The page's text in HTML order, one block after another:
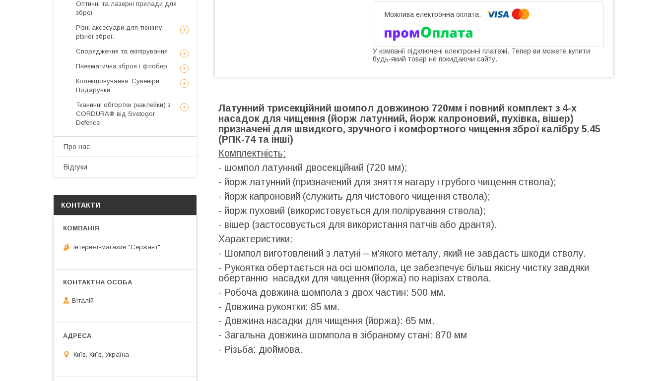
У компанії підключені електронні платежі. Тепер ви можете купити
будь-який товар не покидаючи сайту.
Латунний трисекційний шомпол довжиною 720мм і повний комплект з 4-х
насадок для чищення (йорж латунний, йорж капроновий, пухівка, вішер)
призначені для швидкого, зручного і комфортного чищення зброї калібру 5.45
(РПК-74 та інші)
Комплектність:
- шомпол латунний двосекційний (720 мм);
- йорж латунний (призначений для зняття нагару і грубого чищення ствола);
- йорж капроновий (служить для чистового чищення ствола);
- йорж пуховий (використовується для полірування ствола);
- вішер (застосовується для використання патчів або дрантя).
Характеристики:
- Шомпол виготовлений з латуні – м'якого металу, який не завдасть шкоди стволу.
- Рукоятка обертається на осі шомпола, це забезпечує більш якісну чистку завдяки
обертанню насадки для чищення (йоржа) по нарізах ствола.
- Робоча довжина шомпола з двох частин: 500 мм.
- Довжина рукоятки: 85 мм.
- Довжина насадки для чищення (йоржа): 65 мм.
- Загальна довжина шомпола в зібраному стані: 870 мм
- Різьба: дюймова.
Оптичні та лазерні прилади для
зброї
Різні аксесуари для тюнінгу
різної зброї.
Спорядження та екіпірування
Пневматична зброя і флобер
Колекціонування. Сувеніри.
Подарунки
Тканинні обгортки (наклейки) з
CORDURA® від Svetogor
Defence
Про нас
Відгуки
КОНТАКТИ
інтернет-магазин "Сержант"
Віталій
Київ, Київ, Україна